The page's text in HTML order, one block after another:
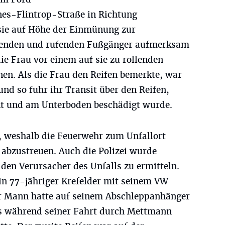
Flintrop-Straße in Richtung
auf Höhe der Einmünung zur
und rufenden Fußgänger aufmerksam
Frau vor einem auf sie zu rollenden
Als die Frau den Reifen bemerkte, war
so fuhr ihr Transit über den Reifen,
und am Unterboden beschädigt wurde.
die Feuerwehr zum Unfallort
Auch die Polizei wurde
Verursacher des Unfalls zu ermitteln.
77-jähriger Krefelder mit seinem VW
hatte auf seinem Abschleppanhänger
während seiner Fahrt durch Mettmann